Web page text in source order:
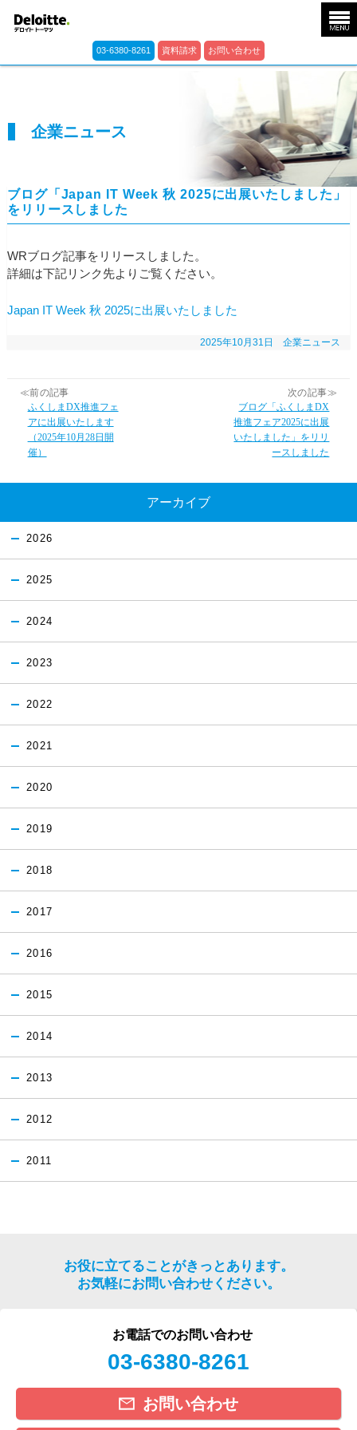
03-6380-8261 資料請求 お問い合わせ
企業ニュース
ブログ「Japan IT Week 秋 2025に出展いたしました」
をリリースしました
WRブログ記事をリリースしました。
詳細は下記リンク先よりご覧ください。
Japan IT Week 秋 2025に出展いたしました
2025年10月31日 企業ニュース
≪前の記事
ふくしまDX推進フェ
アに出展いたします
（2025年10月28日開
催）
次の記事≫
ブログ「ふくしまDX
推進フェア2025に出展
いたしました」をリリ
ースしました
アーカイブ
2026
2025
2024
2023
2022
2021
2020
2019
2018
2017
2016
2015
2014
2013
2012
2011
お役に立てることがきっとあります。
お気軽にお問い合わせください。
お電話でのお問い合わせ
03-6380-8261
お問い合わせ